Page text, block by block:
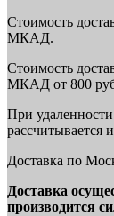
Стоимость
МКАД.
Стоимость
МКАД от 800
При
рассчитывается
Доставка по
Доставка
производится